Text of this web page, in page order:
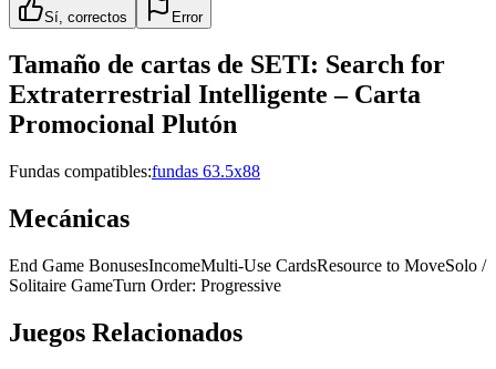
Sí, correctos Error
Tamaño de cartas de SETI: Search for
Extraterrestrial Intelligente – Carta
Promocional Plutón
Fundas compatibles:fundas 63.5x88
Mecánicas
End Game BonusesIncomeMulti-Use CardsResource to MoveSolo /
Solitaire GameTurn Order: Progressive
Juegos Relacionados